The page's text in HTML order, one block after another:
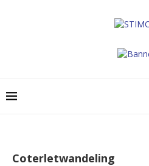
Coterletwandeling